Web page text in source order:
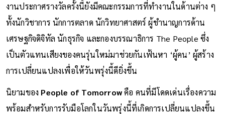
งานประกาศรางวัลครั้งนี้ยังมีคณะกรรมการที่ทำงานในด้านต่าง ๆ
ทั้งนักวิชาการ นักการตลาด นักวิทยาศาสตร์ ผู้ชำนาญการด้าน
เศรษฐกิจดิจิทัล นักธุรกิจ และกองบรรณาธิการ The People ซึ่ง
เป็นตัวแทนเสียงของคนรุ่นใหม่มาช่วยกันเฟ้นหา ‘ผู้คน’ ผู้สร้าง
การเปลี่ยนแปลงเพื่อให้วันพรุ่งนี้ดียิ่งขึ้น
นิยามของ People of Tomorrowคือ คนที่มีโดดเด่นเรื่องความ
พร้อมสำหรับการรับมือโลกในวันพรุ่งนี้ที่เกิดการเปลี่ยนแปลงขึ้น